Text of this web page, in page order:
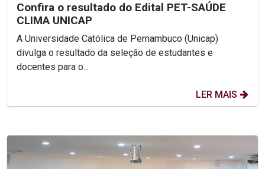
Confira o resultado do Edital PET-SAÚDE
CLIMA UNICAP
A Universidade Católica de Pernambuco (Unicap)
divulga o resultado da seleção de estudantes e
docentes para o...
LER MAIS